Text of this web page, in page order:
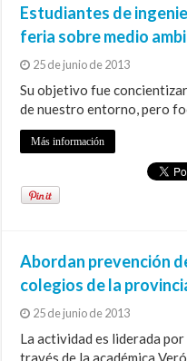
Estudiantes de
feria sobre medio
25 de junio de 2013
Su objetivo fue
de nuestro entorno, pero
Más información
Abordan prevención
colegios de la
25 de junio de 2013
La actividad es liderada